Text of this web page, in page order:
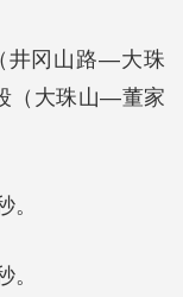
井冈山路—大珠
（大珠山—董家
。
。